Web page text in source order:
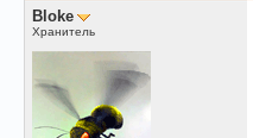
Bloke
Хранитель